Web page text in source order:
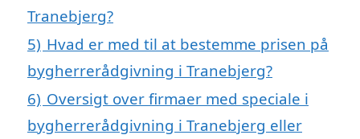
Tranebjerg?
5) Hvad er med til at bestemme prisen på
bygherrerådgivning i Tranebjerg?
6) Oversigt over firmaer med speciale i
bygherrerådgivning i Tranebjerg eller